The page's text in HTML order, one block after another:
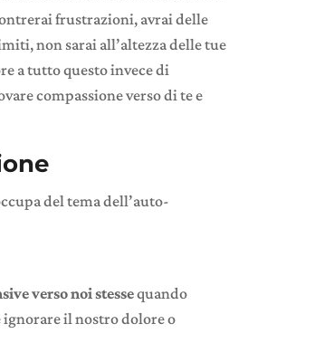
frustrazioni, avrai delle
non sarai all’altezza delle tue
a tutto questo invece di
compassione verso di te e
del tema dell’auto-
verso noi stessequando
ignorare il nostro dolore o